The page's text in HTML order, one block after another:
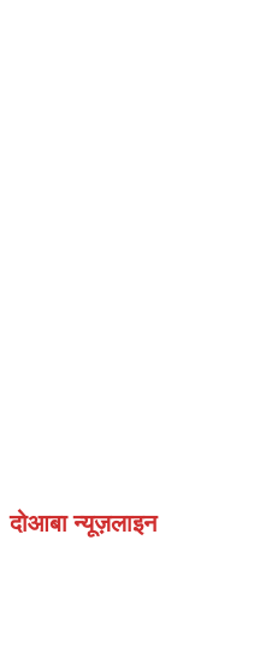
दोआबा न्यूज़लाइन